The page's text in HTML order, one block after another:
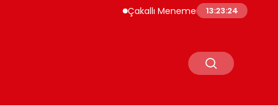
Çakallı Menemeni Neden Meşhur?
13:23:25